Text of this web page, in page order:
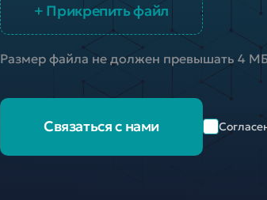
+ Прикрепить файл
Размер файла не должен превышать 4
Связаться с нами